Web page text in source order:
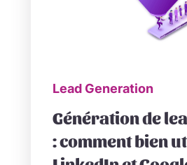
Lead Generation
Génération de
: comment bien